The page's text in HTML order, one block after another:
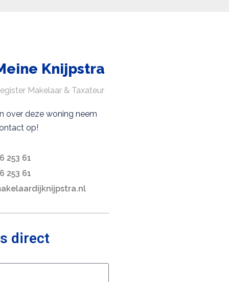
Knijpstra
Makelaar & Taxateur
over deze woning neem
op!
253 61
253 61
direct